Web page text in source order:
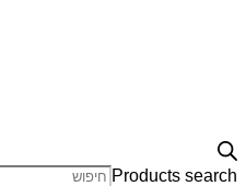
Products search